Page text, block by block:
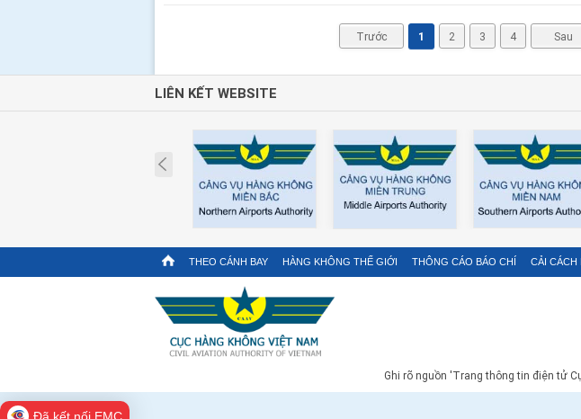
Trước 1 2 3 4 Sau
LIÊN KẾT WEBSITE
Prev
THEO CÁNH BAY HÀNG KHÔNG THẾ GIỚI THÔNG CÁO BÁO CHÍ CẢI CÁCH
Ghi rõ nguồn 'Trang thông tin điện tử
Đã kết nối EMC